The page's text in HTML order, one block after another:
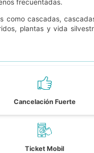
frecuentadas.
como cascadas,
plantas y vida
Cancelación Fuerte
Ticket Mobil